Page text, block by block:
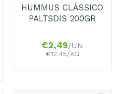
HUMMUS CLÁSSICO
PALTSDIS 200GR
€2,49/UN
€12.45/KG